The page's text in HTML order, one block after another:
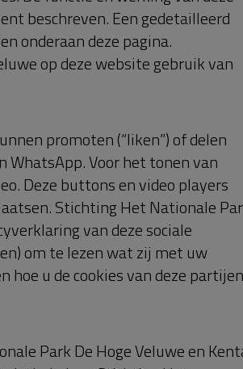
bedrijf Google, als deel van de
gebruikt deze dienst om bij te
gebruiken. Google kan deze
wordt verplicht, of voor zover
Park De Hoge Veluwe
Veluwe heeft Google toegestaan
diensten. De informatie die
IP-adres wordt nadrukkelijk niet
opgeslagen op servers in de
U.S. Privacy Shield Framework en
of Commerce. Dit houdt onder
er sprake is van een passend
websites gebruik van